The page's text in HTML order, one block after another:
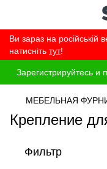
Ви зараз на російській
натисніть тут!
Зарегистрируйтесь и
МЕБЕЛЬНАЯ
Крепление
Фильтр